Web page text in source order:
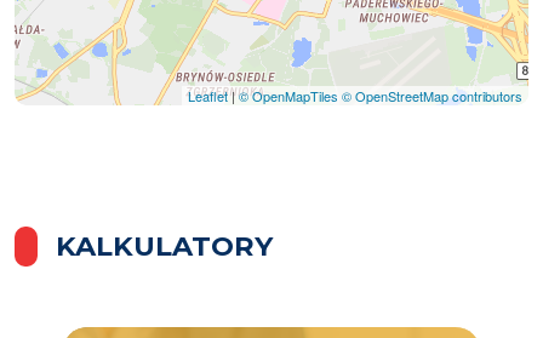
Leaflet|© OpenMapTiles © OpenStreetMap contributors
KALKULATORY